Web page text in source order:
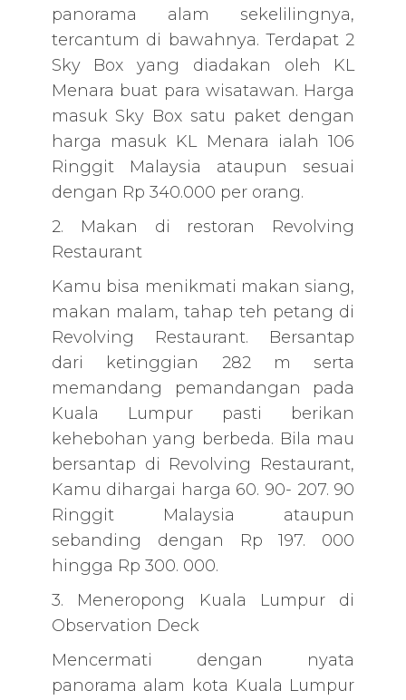
panorama alam sekelilingnya,
tercantum di bawahnya. Terdapat 2
Sky Box yang diadakan oleh KL
Menara buat para wisatawan. Harga
masuk Sky Box satu paket dengan
harga masuk KL Menara ialah 106
Ringgit Malaysia ataupun sesuai
dengan Rp 340.000 per orang.
2. Makan di restoran Revolving
Restaurant
Kamu bisa menikmati makan siang,
makan malam, tahap teh petang di
Revolving Restaurant. Bersantap
dari ketinggian 282 m serta
memandang pemandangan pada
Kuala Lumpur pasti berikan
kehebohan yang berbeda. Bila mau
bersantap di Revolving Restaurant,
Kamu dihargai harga 60. 90- 207. 90
Ringgit Malaysia ataupun
sebanding dengan Rp 197. 000
hingga Rp 300. 000.
3. Meneropong Kuala Lumpur di
Observation Deck
Mencermati dengan nyata
panorama alam kota Kuala Lumpur